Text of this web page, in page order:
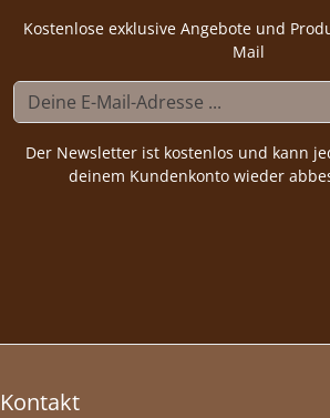
Kostenlose exklusive Angebote und
Mail
Der Newsletter ist kostenlos und kann
deinem Kundenkonto wieder
Kontakt